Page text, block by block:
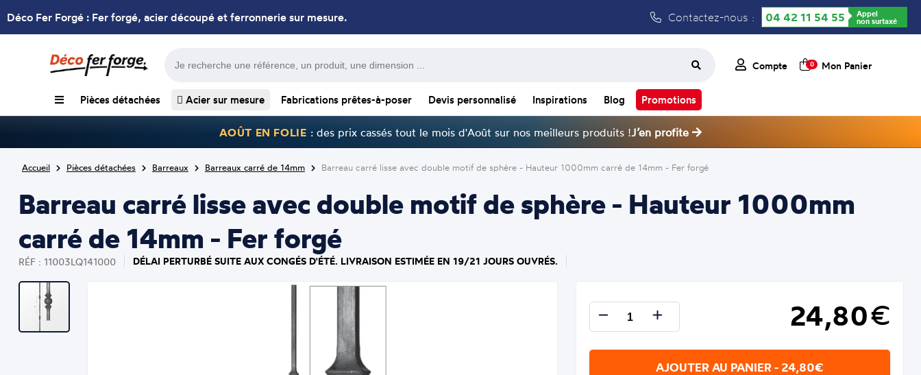
Déco Fer Forgé : Fer forgé, acier découpé et ferronnerie sur mesure. Contactez-nous : 04 42 11 54 55 Appel
non surtaxé
Compte 0 Mon Panier
Pièces détachées Acier sur mesure Fabrications prêtes-à-poser Devis personnalisé Inspirations Blog Promotions
AOÛT EN FOLIE : des prix cassés tout le mois d'Août sur nos meilleurs produits !J’en profite
Accueil Pièces détachées Barreaux Barreaux carré de 14mm Barreau carré lisse avec double motif de sphère - Hauteur 1000mm carré de 14mm - Fer forgé
Barreau carré lisse avec double motif de sphère - Hauteur 1000mm
carré de 14mm - Fer forgé
RÉF : 11003LQ141000 DÉLAI PERTURBÉ SUITE AUX CONGÉS D'ÉTÉ. LIVRAISON ESTIMÉE EN 19/21 JOURS OUVRÉS.
24,80€
AJOUTER AU PANIER - 24,80€